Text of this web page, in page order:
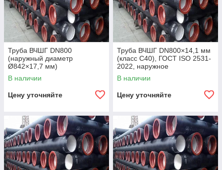
Труба ВЧШГ DN800
(наружный диаметр
Ø842×17,7 мм)
В наличии
Цену уточняйте
Труба ВЧШГ DN800×14,1 мм
(класс C40), ГОСТ ISO 2531-
2022, наружное
полиуретановое покрытие,
внутреннее цементно-
В наличии
Цену уточняйте